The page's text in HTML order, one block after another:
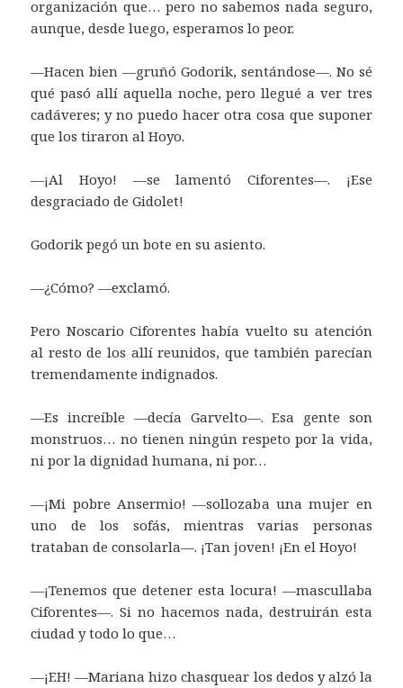
organización que… pero no sabemos nada seguro,
aunque, desde luego, esperamos lo peor.
—Hacen bien —gruñó Godorik, sentándose—. No sé
qué pasó allí aquella noche, pero llegué a ver tres
cadáveres; y no puedo hacer otra cosa que suponer
que los tiraron al Hoyo.
—¡Al Hoyo! —se lamentó Ciforentes—. ¡Ese
desgraciado de Gidolet!
Godorik pegó un bote en su asiento.
—¿Cómo? —exclamó.
Pero Noscario Ciforentes había vuelto su atención
al resto de los allí reunidos, que también parecían
tremendamente indignados.
—Es increíble —decía Garvelto—. Esa gente son
monstruos… no tienen ningún respeto por la vida,
ni por la dignidad humana, ni por…
—¡Mi pobre Ansermio! —sollozaba una mujer en
uno de los sofás, mientras varias personas
trataban de consolarla—. ¡Tan joven! ¡En el Hoyo!
—¡Tenemos que detener esta locura! —mascullaba
Ciforentes—. Si no hacemos nada, destruirán esta
ciudad y todo lo que…
—¡EH! —Mariana hizo chasquear los dedos y alzó la